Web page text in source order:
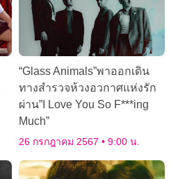
“Glass Animals”พาออกเดิน
ทางสำรวจห้วงอวกาศแห่งรัก
ผ่าน”I Love You So F***ing
Much”
26 กรกฎาคม 2567 9:00 น.